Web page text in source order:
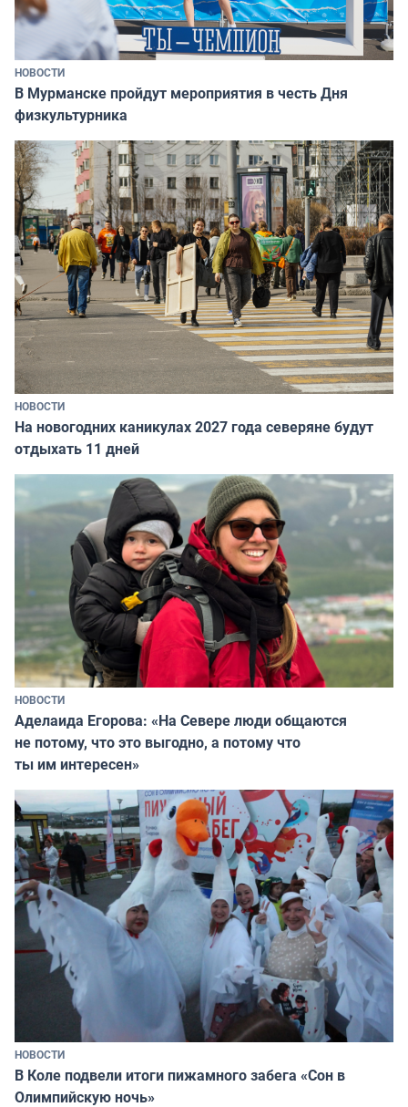
НОВОСТИ
В Мурманске пройдут мероприятия в честь Дня
физкультурника
НОВОСТИ
На новогодних каникулах 2027 года северяне будут
отдыхать 11 дней
НОВОСТИ
Аделаида Егорова: «На Севере люди общаются
не потому, что это выгодно, а потому что
ты им интересен»
НОВОСТИ
В Коле подвели итоги пижамного забега «Сон в
Олимпийскую ночь»